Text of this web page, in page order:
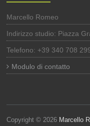
Marcello Romeo
Indirizzo studio: Piazza
Telefono: +39 340 708
Modulo di contatto
Copyright © 2026 Marcello